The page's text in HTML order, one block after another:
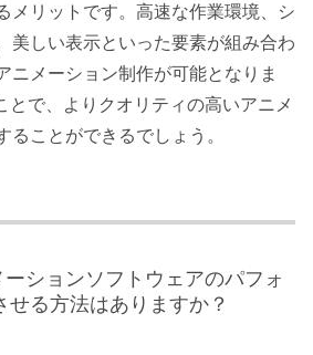
メリットです。高速な作業環境、シ
美しい表示といった要素が組み合わ
ニメーション制作が可能となりま
とで、よりクオリティの高いアニメ
ることができるでしょう。
ションソフトウェアのパフォ
せる方法はありますか？